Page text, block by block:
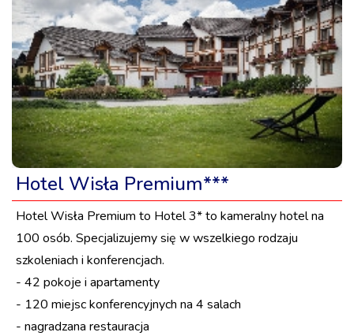
Hotel Wisła Premium***
Hotel Wisła Premium to Hotel 3* to kameralny hotel na
100 osób. Specjalizujemy się w wszelkiego rodzaju
szkoleniach i konferencjach.
- 42 pokoje i apartamenty
- 120 miejsc konferencyjnych na 4 salach
- nagradzana restauracja